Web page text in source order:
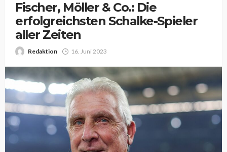
Fischer, Möller & Co.: Die
erfolgreichsten Schalke-Spieler
aller Zeiten
Redaktion 16. Juni 2023